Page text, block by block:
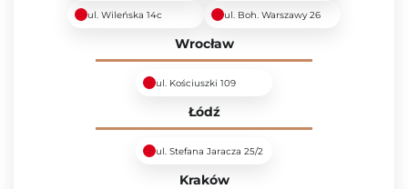
ul. Wileńska 14c ul. Boh. Warszawy 26
Wrocław
ul. Kościuszki 109
Łódź
ul. Stefana Jaracza 25/2
Kraków